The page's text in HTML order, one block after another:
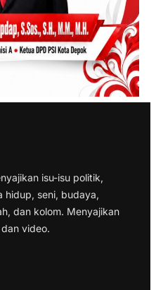
isu-isu politik,
hidup, seni, budaya,
dan kolom. Menyajikan
video.